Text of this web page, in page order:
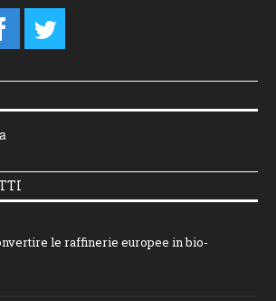
le raffinerie europee in bio-